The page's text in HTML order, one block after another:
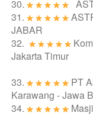
30.
31.
JABAR
32.
Jakarta Timur
33.
PT
Karawang - Jawa
34.